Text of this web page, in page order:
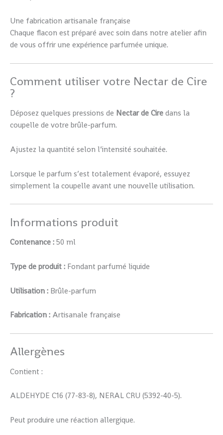
Une fabrication artisanale française
Chaque flacon est préparé avec soin dans notre atelier afin
de vous offrir une expérience parfumée unique.
Comment utiliser votre Nectar de Cire
?
Déposez quelques pressions de Nectar de Cire dans la
coupelle de votre brûle-parfum.
Ajustez la quantité selon l’intensité souhaitée.
Lorsque le parfum s’est totalement évaporé, essuyez
simplement la coupelle avant une nouvelle utilisation.
Informations produit
Contenance : 50 ml
Type de produit : Fondant parfumé liquide
Utilisation : Brûle-parfum
Fabrication : Artisanale française
Allergènes
Contient :
ALDEHYDE C16 (77-83-8), NERAL CRU (5392-40-5).
Peut produire une réaction allergique.